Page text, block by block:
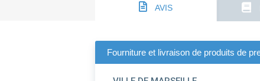
AVIS
Fourniture et livraison de produits de